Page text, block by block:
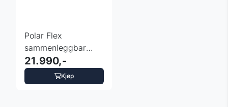
Polar Flex
sammenleggbar
Bafang cargobike -
fulldempet 20"
21.990,-
Kjøp